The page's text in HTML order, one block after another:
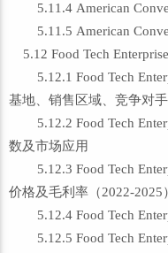
5.11.4 American
5.11.5 American
5.12 Food Tech
5.12.1 Food Tech
基地、销售区域、竞争对
5.12.2 Food Tech
数及市场应用
5.12.3 Food Tech
价格及毛利率（2022-2025）
5.12.4 Food Tech
5.12.5 Food Tech